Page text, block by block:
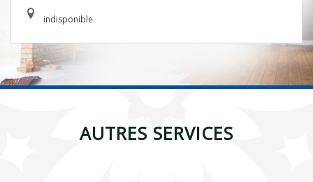
indisponible
AUTRES SERVICES